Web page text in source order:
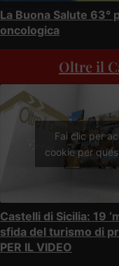
La Buona Salute 63°
oncologica
Oltre il
Fai clic per
cookie per
Castelli di Sicilia: 19
sfida del turismo di
PER IL VIDEO